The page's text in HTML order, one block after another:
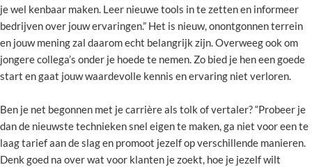
je wel kenbaar maken. Leer nieuwe tools in te zetten en informeer
bedrijven over jouw ervaringen.” Het is nieuw, onontgonnen terrein
en jouw mening zal daarom echt belangrijk zijn. Overweeg ook om
jongere collega’s onder je hoede te nemen. Zo bied je hen een goede
start en gaat jouw waardevolle kennis en ervaring niet verloren.
Ben je net begonnen met je carrière als tolk of vertaler? “Probeer je
dan de nieuwste technieken snel eigen te maken, ga niet voor een te
laag tarief aan de slag en promoot jezelf op verschillende manieren.
Denk goed na over wat voor klanten je zoekt, hoe je jezelf wilt